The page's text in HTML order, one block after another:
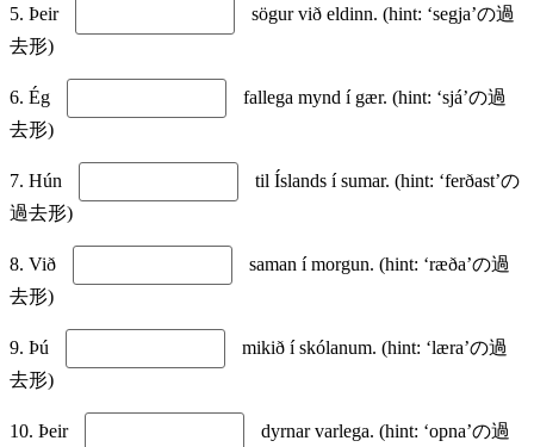
5. Þeir
sögur við eldinn. (hint: ‘segja’の過
去形)
6. Ég
fallega mynd í gær. (hint: ‘sjá’の過
去形)
7. Hún
til Íslands í sumar. (hint: ‘ferðast’の
過去形)
8. Við
saman í morgun. (hint: ‘ræða’の過
去形)
9. Þú
mikið í skólanum. (hint: ‘læra’の過
去形)
10. Þeir
dyrnar varlega. (hint: ‘opna’の過